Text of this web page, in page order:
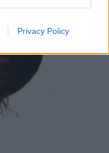
Privacy Policy